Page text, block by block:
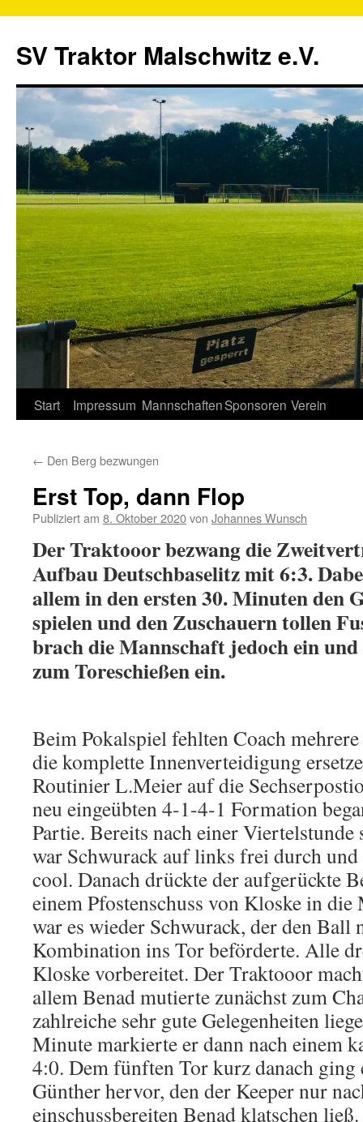
SV Traktor Malschwitz e.V.
Springe
Inhalt
Start Impressum MannschaftenSponsoren Verein
← Den Berg bezwungen
Erst Top, dann Flop
Publiziert am 8. Oktober 2020von Johannes Wunsch
Der Traktooor bezwang die
Aufbau Deutschbaselitz mit 6:3.
allem in den ersten 30. Minuten den
spielen und den Zuschauern tollen
brach die Mannschaft jedoch ein
zum Toreschießen ein.
Beim Pokalspiel fehlten Coach
die komplette Innenverteidigung
Routinier L.Meier auf die
neu eingeübten 4-1-4-1 Formation
Partie. Bereits nach einer Viertelstunde
war Schwurack auf links frei durch
cool. Danach drückte der aufgerückte
einem Pfostenschuss von Kloske in
war es wieder Schwurack, der den Ball
Kombination ins Tor beförderte. Alle
Kloske vorbereitet. Der Traktooor
allem Benad mutierte zunächst zum
zahlreiche sehr gute Gelegenheiten
Minute markierte er dann nach einem
4:0. Dem fünften Tor kurz danach ging
Günther hervor, den der Keeper nur
einschussbereiten Benad klatschen